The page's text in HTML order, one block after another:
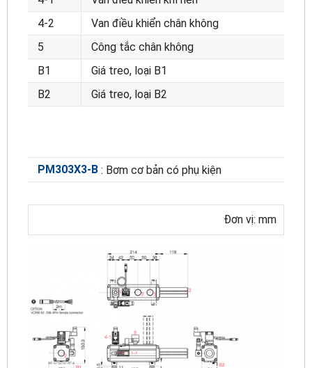
4-2
Van điều khiển chân không
5
Công tắc chân không
B1
Giá treo, loại B1
B2
Giá treo, loại B2
PM303X3-B : Bơm cơ bản có phụ kiện
Đơn vị: mm